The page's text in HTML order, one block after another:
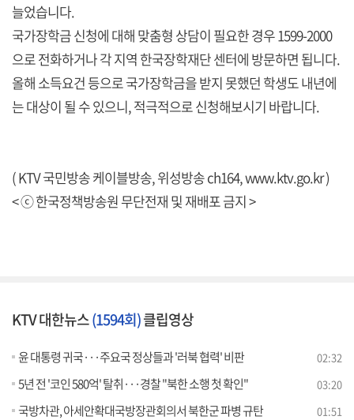
늘었습니다.
국가장학금 신청에 대해 맞춤형 상담이 필요한 경우 1599-2000
으로 전화하거나 각 지역 한국장학재단 센터에 방문하면 됩니다.
올해 소득요건 등으로 국가장학금을 받지 못했던 학생도 내년에
는 대상이 될 수 있으니, 적극적으로 신청해보시기 바랍니다.
( KTV 국민방송 케이블방송, 위성방송 ch164,www.ktv.go.kr)
< ⓒ 한국정책방송원 무단전재 및 재배포 금지 >
KTV 대한뉴스(1594회)클립영상
윤 대통령 귀국···주요국 정상들과 '러북 협력' 비판 02:32
5년 전 '코인 580억' 탈취···경찰 "북한 소행 첫 확인" 03:20
국방차관, 아세안확대국방장관회의서 북한군 파병 규탄 01:51